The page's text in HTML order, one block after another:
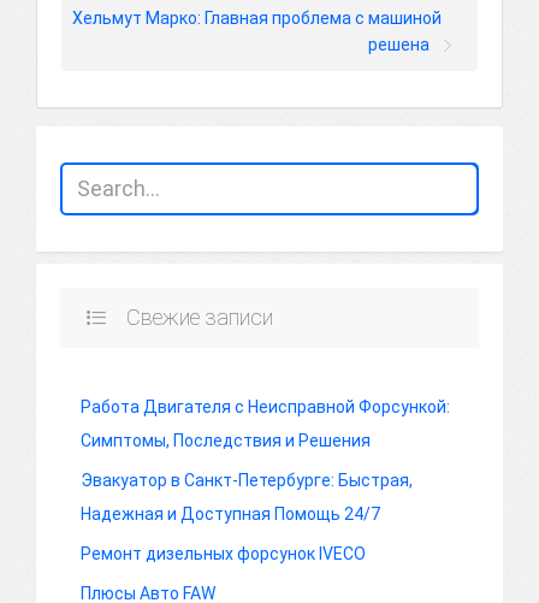
Хельмут Марко: Главная проблема с машиной
решена
Свежие записи
Работа Двигателя с Неисправной Форсункой:
Симптомы, Последствия и Решения
Эвакуатор в Санкт-Петербурге: Быстрая,
Надежная и Доступная Помощь 24/7
Ремонт дизельных форсунок IVECO
Плюсы Авто FAW